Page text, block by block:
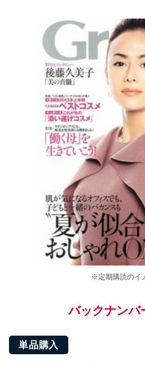
※定期購読のイ
バックナンバ
単品購入